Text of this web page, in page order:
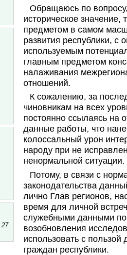
27
Обращаюсь по
историческое
предметом в самом
развития республики, с
используемым
главным предметом
налаживания
отношений.
К сожалению, за
чиновникам на всех
постоянно ссылаясь на
данные работы, что
колоссальный урон
народу при не
ненормальной ситуации.
Потому, в связи с
законодательства
лично Глав регионов,
время для личной
служебными данными по
возобновления
использовать с пользой
граждан республики.